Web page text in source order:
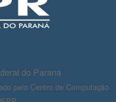
do Paraná
pelo Centro de Computação